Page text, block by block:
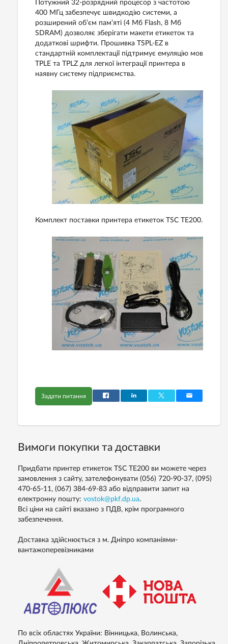
Потужний 32-розрядний процесор з частотою
400 МГц забезпечує швидкодію системи, а
розширений об’єм пам’яті (4 Мб Flash, 8 Мб
SDRAM) дозволяє зберігати макети етикеток та
додаткові шрифти. Прошивка TSPL-EZ в
стандартній комплектації підтримує емуляцію мов
TPLE та TPLZ для легкої інтеграції принтера в
наявну систему підприємства.
Комплект поставки принтера етикеток TSC TE200.
Задати питання
Вимоги покупки та доставки
Придбати принтер етикеток TSC TE200 ви можете через
замовлення з сайту, зателефонувати (056) 720-90-37, (095)
470-65-11, (067) 384-69-83 або відправити запит на
електронну пошту: vostok@pkf.dp.ua.
Всі ціни на сайті вказано з ПДВ, крім програмного
забезпечення.
Доставка здійснюється з м. Дніпро компаніями-
вантажоперевізниками
По всіх областях України: Вінницька, Волинська,